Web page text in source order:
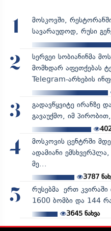
1
მოსკოვში,
სავარაუდოდ, რუსი
2
სერგეი სობიანინმა
მომხდარ აფეთქებას
Telegram-არხების
3
გადავწყვიტე ირანზე
გავაუქმო, იმ
4
მოსკოვის ცენტრში
ადამიანი
მე...
3787
5
რუსებმა ერთ
1600 ბომბი და 144
3645ნახვა